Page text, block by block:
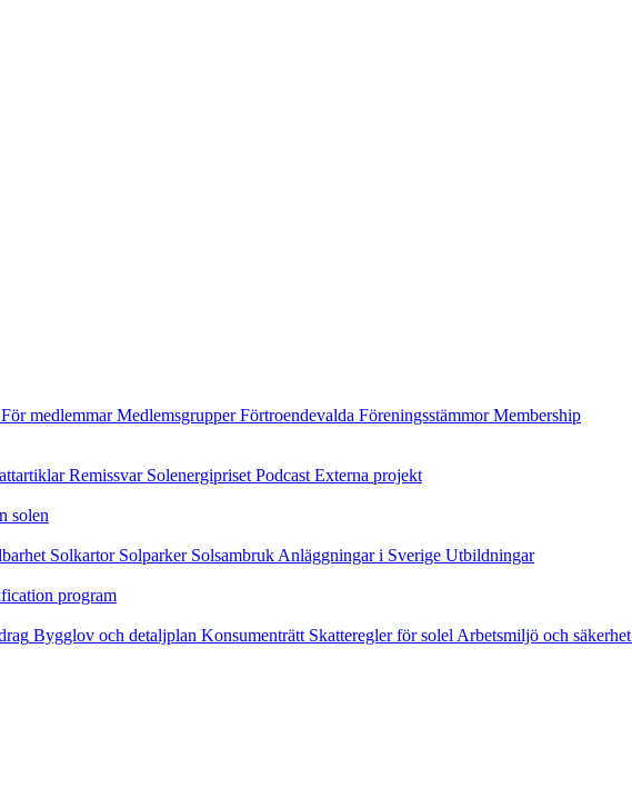
För medlemmar Medlemsgrupper Förtroendevalda Föreningsstämmor Membership
Remissvar Solenergipriset Podcast Externa projekt
solen
Solkartor Solparker Solsambruk Anläggningar i Sverige Utbildningar
program
Bygglov och detaljplan Konsumenträtt Skatteregler för solel Arbetsmiljö och säkerhet